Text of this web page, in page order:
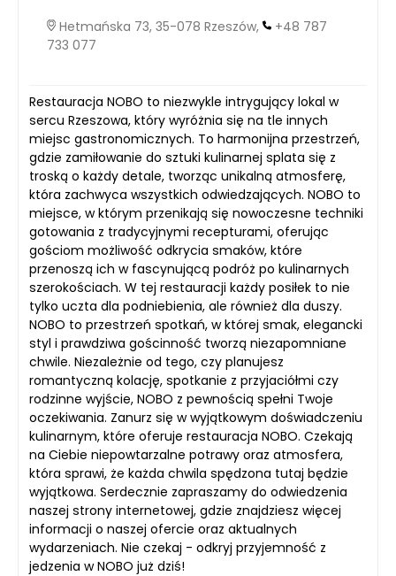
Hetmańska 73, 35-078 Rzeszów,
+48 787
733 077
Restauracja NOBO to niezwykle intrygujący lokal w
sercu Rzeszowa, który wyróżnia się na tle innych
miejsc gastronomicznych. To harmonijna przestrzeń,
gdzie zamiłowanie do sztuki kulinarnej splata się z
troską o każdy detale, tworząc unikalną atmosferę,
która zachwyca wszystkich odwiedzających. NOBO to
miejsce, w którym przenikają się nowoczesne techniki
gotowania z tradycyjnymi recepturami, oferując
gościom możliwość odkrycia smaków, które
przenoszą ich w fascynującą podróż po kulinarnych
szerokościach. W tej restauracji każdy posiłek to nie
tylko uczta dla podniebienia, ale również dla duszy.
NOBO to przestrzeń spotkań, w której smak, elegancki
styl i prawdziwa gościnność tworzą niezapomniane
chwile. Niezależnie od tego, czy planujesz
romantyczną kolację, spotkanie z przyjaciółmi czy
rodzinne wyjście, NOBO z pewnością spełni Twoje
oczekiwania. Zanurz się w wyjątkowym doświadczeniu
kulinarnym, które oferuje restauracja NOBO. Czekają
na Ciebie niepowtarzalne potrawy oraz atmosfera,
która sprawi, że każda chwila spędzona tutaj będzie
wyjątkowa. Serdecznie zapraszamy do odwiedzenia
naszej strony internetowej, gdzie znajdziesz więcej
informacji o naszej ofercie oraz aktualnych
wydarzeniach. Nie czekaj - odkryj przyjemność z
jedzenia w NOBO już dziś!